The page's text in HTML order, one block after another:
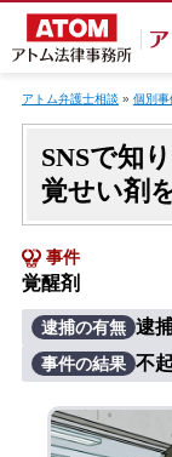
ホームに
刑事事件でお
刑事事件
アトム弁護士相談 » 個別事
SNSで知
覚せい剤
事件
覚醒剤
逮捕の有無 逮
事件の結果 不